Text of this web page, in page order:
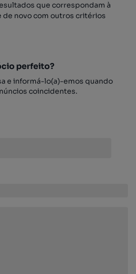
que correspondam à
de novo com outros critérios
perfeito?
e informá-lo(a)-emos quando
coincidentes.